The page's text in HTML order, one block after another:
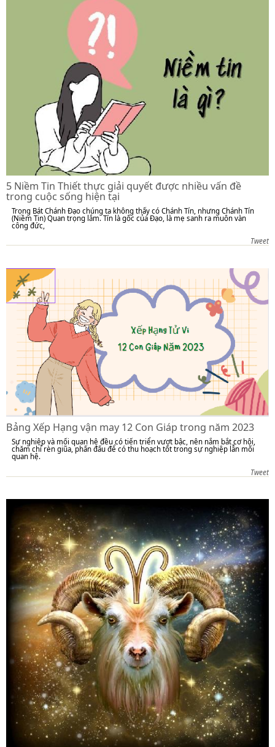
5 Niềm Tin Thiết thực giải quyết được nhiều vấn đề
trong cuộc sống hiện tại
Trong Bát Chánh Đạo chúng ta không thấy có Chánh Tín, nhưng Chánh Tín
(Niềm Tin) Quan trọng lắm. Tín là gốc của Đạo, là mẹ sanh ra muôn vàn
công đức,
Tweet
Bảng Xếp Hạng vận may 12 Con Giáp trong năm 2023
Sự nghiệp và mối quan hệ đều có tiến triển vượt bậc, nên nắm bắt cơ hội,
chăm chỉ rèn giũa, phấn đấu để có thu hoạch tốt trong sự nghiệp lẫn mối
quan hệ.
Tweet